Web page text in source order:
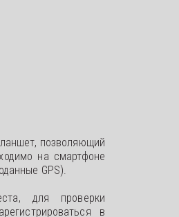
позволяющий
на смартфоне
GPS).
для проверки
в